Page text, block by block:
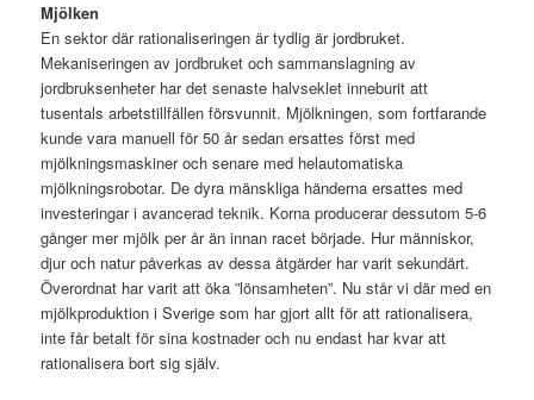
Mjölken
En sektor där rationaliseringen är tydlig är jordbruket.
Mekaniseringen av jordbruket och sammanslagning av
jordbruksenheter har det senaste halvseklet inneburit att
tusentals arbetstillfällen försvunnit. Mjölkningen, som fortfarande
kunde vara manuell för 50 år sedan ersattes först med
mjölkningsmaskiner och senare med helautomatiska
mjölkningsrobotar. De dyra mänskliga händerna ersattes med
investeringar i avancerad teknik. Korna producerar dessutom 5-6
gånger mer mjölk per år än innan racet började. Hur människor,
djur och natur påverkas av dessa åtgärder har varit sekundärt.
Överordnat har varit att öka ”lönsamheten”. Nu står vi där med en
mjölkproduktion i Sverige som har gjort allt för att rationalisera,
inte får betalt för sina kostnader och nu endast har kvar att
rationalisera bort sig själv.